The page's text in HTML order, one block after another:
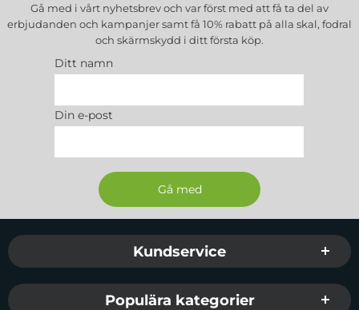
Gå med i vårt nyhetsbrev och var först med att få ta del av
erbjudanden och kampanjer samt få 10% rabatt på alla skal, fodral
och skärmskydd i ditt första köp.
Ditt namn
Din e-post
Sidfot Blandad info och länkar
Kundservice
Populära kategorier